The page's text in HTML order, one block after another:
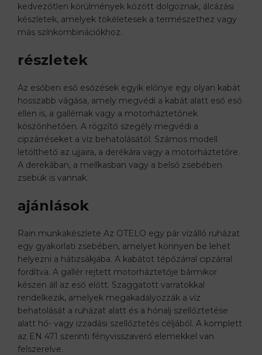
kedvezőtlen körülmények között dolgoznak, álcázási
készletek, amelyek tökéletesek a természethez vagy
más színkombinációkhoz.
részletek
Az esőben eső esőzések egyik előnye egy olyan kabát
hosszabb vágása, amely megvédi a kabát alatt eső eső
ellen is, a gallérnak vagy a motorháztetőnek
köszönhetően. A rögzítő szegély megvédi a
cipzárréseket a víz behatolásától. Számos modell
letölthető az ujjaira, a derékára vagy a motorháztetőre.
A derekában, a mellkasban vagy a belső zsebében
zsebük is vannak.
ajánlások
Rain munkakészlete Az OTELO egy pár vízálló ruházat
egy gyakorlati zsebében, amelyet könnyen be lehet
helyezni a hátizsákjába. A kabátot tépőzárral cipzárral
fordítva. A gallér rejtett motorháztetője bármikor
készen áll az eső előtt. Szaggatott varratokkal
rendelkezik, amelyek megakadályozzák a víz
behatolását a ruházat alatt és a hónalj szellőztetése
alatt hő- vagy izzadási szellőztetés céljából. A komplett
az EN 471 szerinti fényvisszaverő elemekkel van
felszerelve.